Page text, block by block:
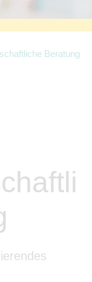
Beratung
der
und